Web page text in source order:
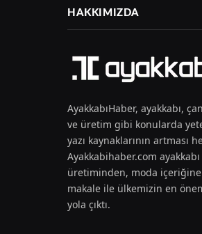
HAKKIMIZDA
AyakkabıHaber, ayakkabı,
ve üretim gibi konularda
yazı kaynaklarının artması
Ayakkabihaber.com
üretiminden, moda
makale ile ülkemizin en
yola çıktı.